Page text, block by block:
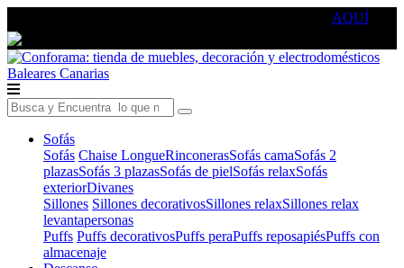
AQUÍ
Baleares Canarias
Sofás
Sofás Chaise LongueRinconerasSofás camaSofás 2
plazasSofás 3 plazasSofás de pielSofás relaxSofás
exteriorDivanes
Sillones Sillones decorativosSillones relaxSillones relax
levantapersonas
Puffs Puffs decorativosPuffs peraPuffs reposapiésPuffs con
almacenaje